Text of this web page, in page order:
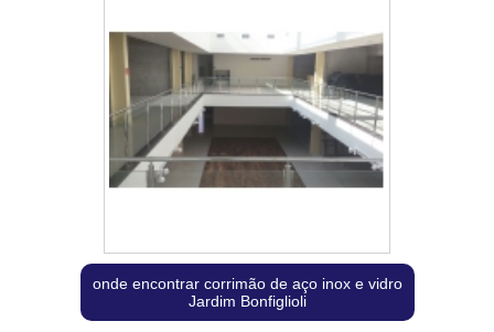
onde encontrar corrimão de aço inox e vidro
Jardim Bonfiglioli